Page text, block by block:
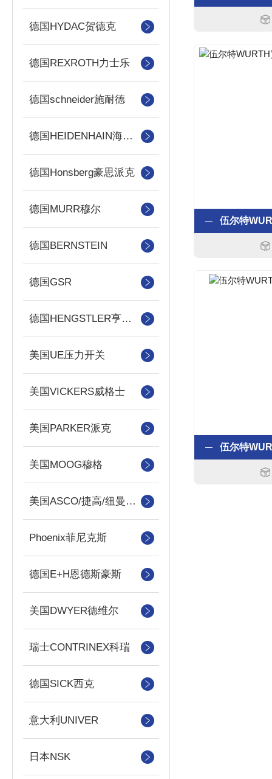
德国HYDAC贺德克
德国REXROTH力士乐
德国schneider施耐德
德国HEIDENHAIN海德汉
德国Honsberg豪思派克
德国MURR穆尔
德国BERNSTEIN
德国GSR
德国HENGSTLER亨士乐
美国UE压力开关
美国VICKERS威格士
美国PARKER派克
美国MOOG穆格
美国ASCO/捷高/纽曼蒂克
Phoenix菲尼克斯
德国E+H恩德斯豪斯
美国DWYER德维尔
瑞士CONTRINEX科瑞
德国SICK西克
意大利UNIVER
日本NSK